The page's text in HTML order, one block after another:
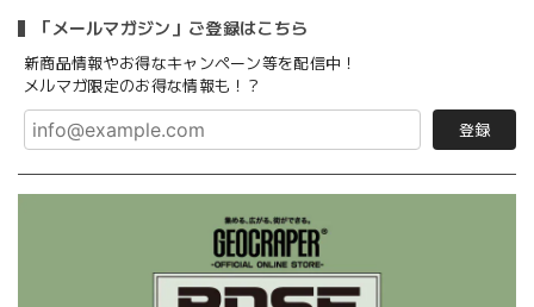
「メールマガジン」ご登録はこちら
新商品情報やお得なキャンペーン等を配信中！
メルマガ限定のお得な情報も！？
登録